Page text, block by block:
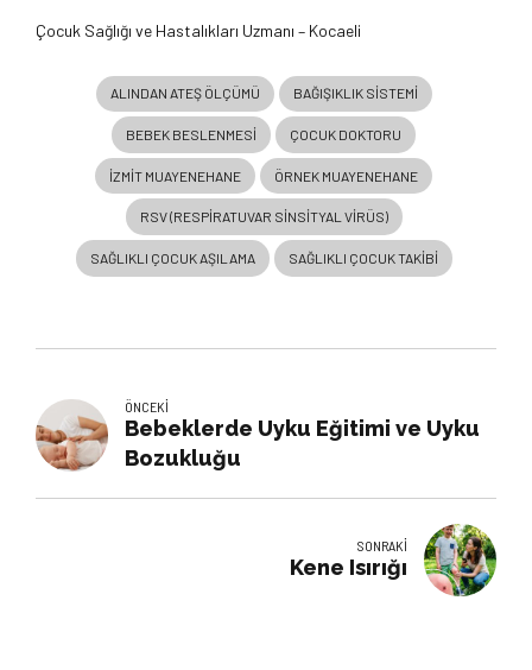
Çocuk Sağlığı ve Hastalıkları Uzmanı – Kocaeli
ALINDAN ATEŞ ÖLÇÜMÜ BAĞIŞIKLIK SISTEMI
BEBEK BESLENMESI ÇOCUK DOKTORU
IZMIT MUAYENEHANE ÖRNEK MUAYENEHANE
RSV (RESPIRATUVAR SINSITYAL VIRÜS)
SAĞLIKLI ÇOCUK AŞILAMA SAĞLIKLI ÇOCUK TAKIBI
ÖNCEKI
Bebeklerde Uyku Eğitimi ve Uyku
Bozukluğu
SONRAKI
Kene Isırığı